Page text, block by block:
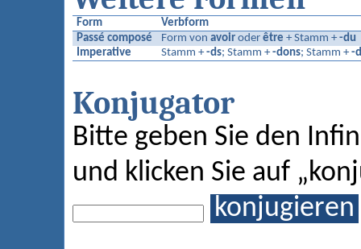
Form
Verbform
Passé composé
Form vonavoir oderêtre + Stamm +-du
Imperative
Stamm +-ds; Stamm +-dons; Stamm +-
Konjugator
Bitte geben Sie den
und klicken Sie auf
konjugieren